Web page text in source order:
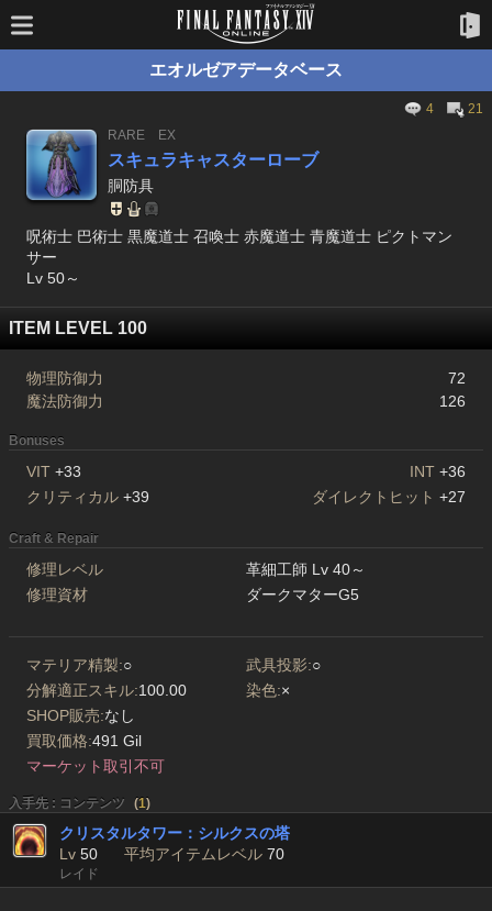
エオルゼアデータベース
4
21
RARE
EX
スキュラキャスターローブ
胴防具
呪術士 巴術士 黒魔道士 召喚士 赤魔道士 青魔道士 ピクトマン
サー
Lv 50～
ITEM LEVEL 100
物理防御力
72
魔法防御力
126
Bonuses
VIT +33 INT +36
クリティカル +39 ダイレクトヒット +27
Craft & Repair
修理レベル
革細工師 Lv 40～
修理資材
ダークマターG5
マテリア精製:○ 武具投影:○
分解適正スキル:100.00 染色:×
SHOP販売:なし
買取価格:491 Gil
マーケット取引不可
入手先 : コンテンツ (1)
クリスタルタワー：シルクスの塔
Lv 50 平均アイテムレベル 70
レイド